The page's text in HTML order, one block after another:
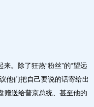
。除了狂热“粉丝”的“望远
他们把自己要说的话寄给出
赠送给普京总统、甚至他的